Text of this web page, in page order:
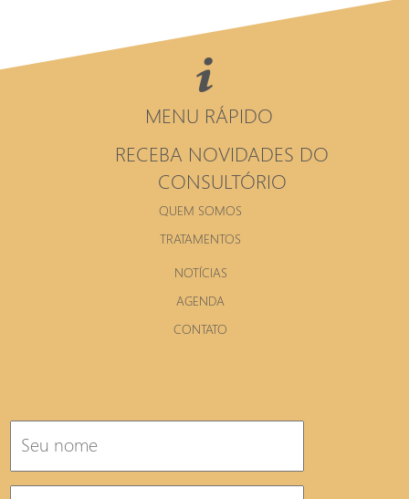
MENU RÁPIDO
RECEBA NOVIDADES DO
CONSULTÓRIO
QUEM SOMOS
TRATAMENTOS
NOTÍCIAS
AGENDA
CONTATO